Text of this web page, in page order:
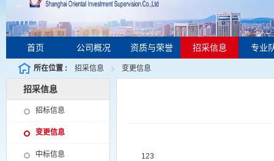
首页 公司概况 资质与荣誉 招采信息 专业
所在位置 : 招采信息 变更信息
123
招采信息
招标信息
变更信息
中标信息